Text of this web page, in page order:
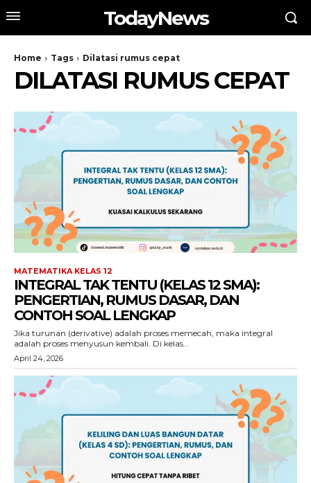
TodayNews
Home Tags Dilatasi rumus cepat
DILATASI RUMUS CEPAT
MATEMATIKA KELAS 12
INTEGRAL TAK TENTU (KELAS 12 SMA):
PENGERTIAN, RUMUS DASAR, DAN
CONTOH SOAL LENGKAP
Jika turunan (derivative) adalah proses memecah, maka integral
adalah proses menyusun kembali. Di kelas...
April 24, 2026